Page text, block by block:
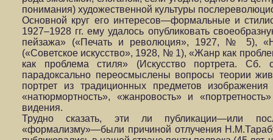
понимания) художественной культуры
Основной круг его интересов—формальные и
1927–1928 гг. ему удалось опубликовать
пейзажа» («Печать и революция», 1927, № 5),
(«Советское искусство», 1928, № 1), «Жанр как
как проблема стиля» (Искусство портрета.
парадоксально переосмыслены вопросы теории
портрет из традиционных предметов
«натюрмортность», «жанровость» и
видения.
Трудно сказать, эти ли публикации—или
«формализму»—были причиной отлучения